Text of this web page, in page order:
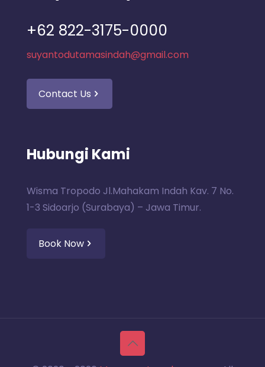
+62 822-3175-0000
suyantodutamasindah@gmail.com
Contact Us
Hubungi Kami
Wisma Tropodo Jl.Mahakam Indah Kav. 7 No.
1-3 Sidoarjo (Surabaya) – Jawa Timur.
Book Now